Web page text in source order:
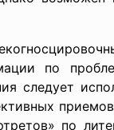
по
следует
по